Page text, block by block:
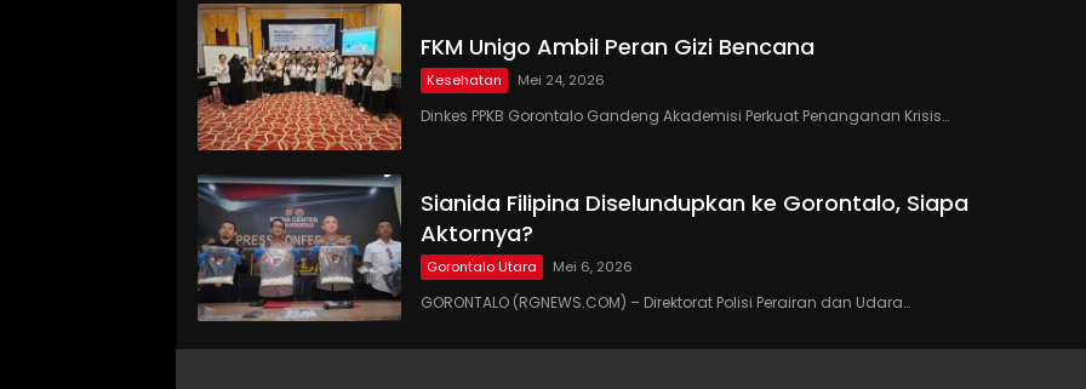
FKM Unigo Ambil Peran Gizi Bencana
Kesehatan Mei 24, 2026
Dinkes PPKB Gorontalo Gandeng Akademisi Perkuat Penanganan Krisis…
Sianida Filipina Diselundupkan ke Gorontalo, Siapa
Aktornya?
Gorontalo Utara Mei 6, 2026
GORONTALO (RGNEWS.COM) – Direktorat Polisi Perairan dan Udara…